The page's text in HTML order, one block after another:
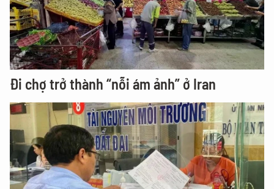
Đi chợ trở thành “nỗi ám ảnh” ở Iran